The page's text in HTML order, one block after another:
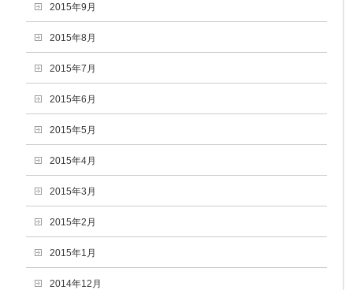
2015年9月
2015年8月
2015年7月
2015年6月
2015年5月
2015年4月
2015年3月
2015年2月
2015年1月
2014年12月